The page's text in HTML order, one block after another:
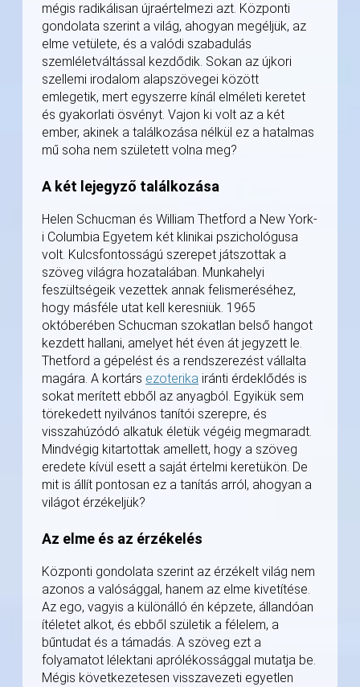
mégis radikálisan újraértelmezi azt. Központi
gondolata szerint a világ, ahogyan megéljük, az
elme vetülete, és a valódi szabadulás
szemléletváltással kezdődik. Sokan az újkori
szellemi irodalom alapszövegei között
emlegetik, mert egyszerre kínál elméleti keretet
és gyakorlati ösvényt. Vajon ki volt az a két
ember, akinek a találkozása nélkül ez a hatalmas
mű soha nem született volna meg?
A két lejegyző találkozása
Helen Schucman és William Thetford a New York-
i Columbia Egyetem két klinikai pszichológusa
volt. Kulcsfontosságú szerepet játszottak a
szöveg világra hozatalában. Munkahelyi
feszültségeik vezettek annak felismeréséhez,
hogy másféle utat kell keresniük. 1965
októberében Schucman szokatlan belső hangot
kezdett hallani, amelyet hét éven át jegyzett le.
Thetford a gépelést és a rendszerezést vállalta
magára. A kortárs ezoterika iránti érdeklődés is
sokat merített ebből az anyagból. Egyikük sem
törekedett nyilvános tanítói szerepre, és
visszahúzódó alkatuk életük végéig megmaradt.
Mindvégig kitartottak amellett, hogy a szöveg
eredete kívül esett a saját értelmi keretükön. De
mit is állít pontosan ez a tanítás arról, ahogyan a
világot érzékeljük?
Az elme és az érzékelés
Központi gondolata szerint az érzékelt világ nem
azonos a valósággal, hanem az elme kivetítése.
Az ego, vagyis a különálló én képzete, állandóan
ítéletet alkot, és ebből születik a félelem, a
bűntudat és a támadás. A szöveg ezt a
folyamatot lélektani aprólékossággal mutatja be.
Mégis következetesen visszavezeti egyetlen